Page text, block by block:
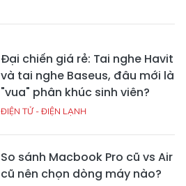
Đại chiến giá rẻ: Tai nghe Havit
và tai nghe Baseus, đâu mới là
"vua" phân khúc sinh viên?
ĐIỆN TỬ - ĐIỆN LẠNH
So sánh Macbook Pro cũ vs Air
cũ nên chọn dòng máy nào?